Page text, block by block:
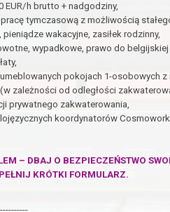
EUR/h brutto + nadgodziny,
tymczasową z możliwością
wakacyjne, zasiłek rodzinny,
wypadkowe, prawo do belgijskiej
pokojach 1-osobowych
zależności od odległości
prywatnego zakwaterowania,
koordynatorów
– DBAJ O BEZPIECZEŃSTWO
KRÓTKI FORMULARZ.